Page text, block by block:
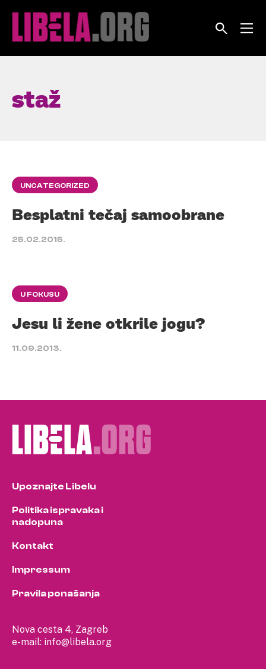
staž
UNCATEGORIZED
Besplatni tečaj samoobrane
25.02.2015.
U FOKUSU
Jesu li žene otkrile jogu?
11.09.2013.
Nova cesta 4, Zagreb
e-mail: info@libela.org
Upoznajte Libelu
Politika ispravaka i
nadopuna
Kontakt
Impressum
Pravila ponašanja